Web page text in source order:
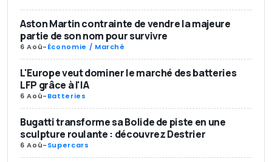
Aston Martin contrainte de vendre la majeure
partie de son nom pour survivre
6 Aoû-Économie / Marché
L'Europe veut dominer le marché des batteries
LFP grâce à l'IA
6 Aoû-Batteries
Bugatti transforme sa Bolide de piste en une
sculpture roulante : découvrez Destrier
6 Aoû-Supercars